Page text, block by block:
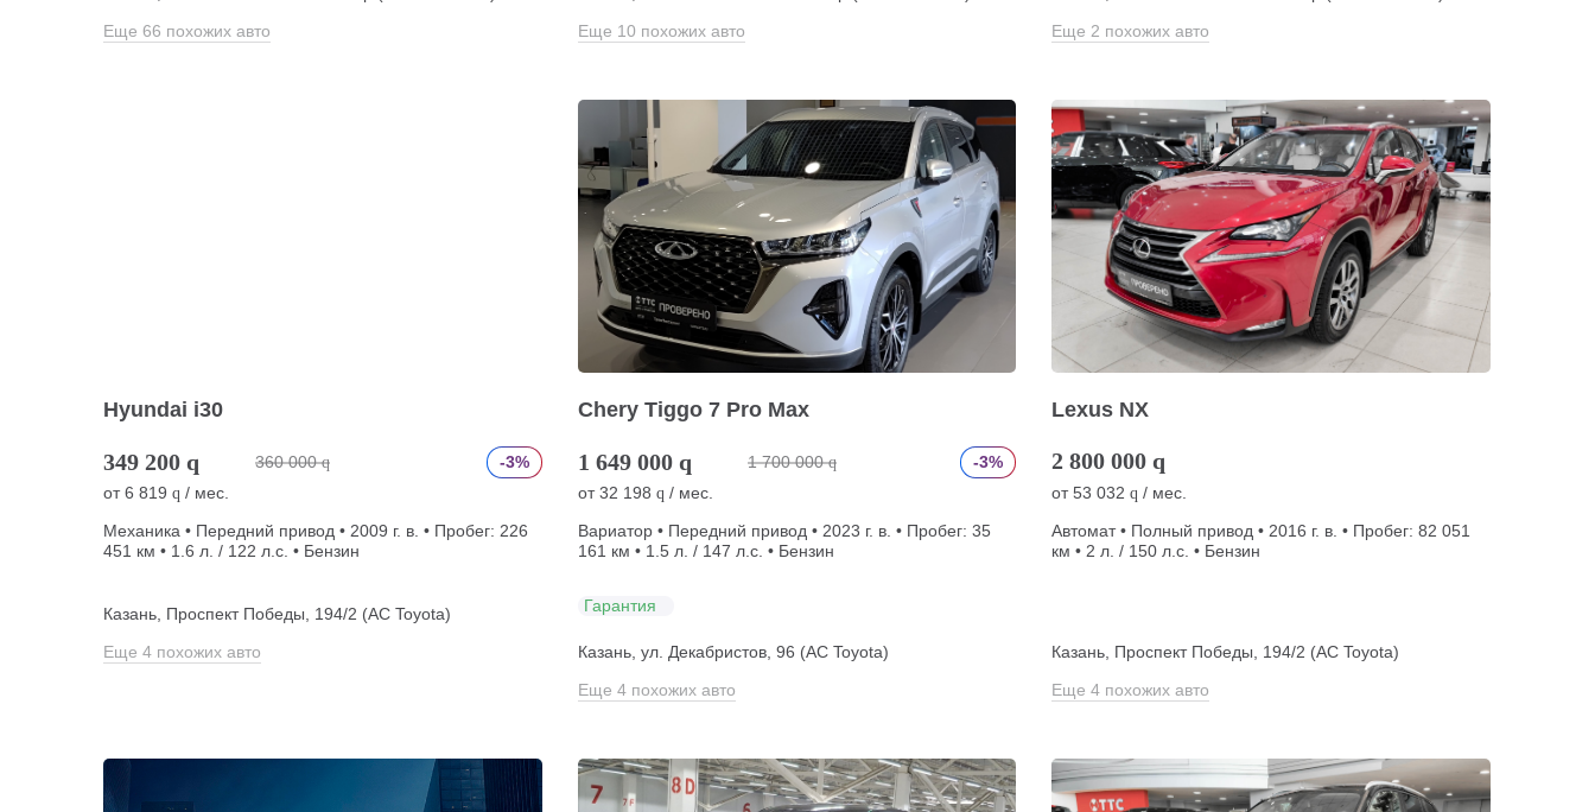
Еще 66 похожих авто
Еще 10 похожих авто
Еще 2 похожих авто
Hyundai i30
349 200 q 360 000 q
-3%
от6 819 q / мес.
Механика • Передний привод • 2009 г. в. • Пробег: 226
451 км • 1.6 л. / 122 л.с. • Бензин
Казань, Проспект Победы, 194/2 (АС Toyota)
Еще 4 похожих авто
Chery Tiggo 7 Pro Max
1 649 000 q 1 700 000 q
-3%
от32 198 q / мес.
Вариатор • Передний привод • 2023 г. в. • Пробег: 35
161 км • 1.5 л. / 147 л.с. • Бензин
Гарантия
Казань, ул. Декабристов, 96 (АС Toyota)
Еще 4 похожих авто
Lexus NX
2 800 000 q
от53 032 q / мес.
Автомат • Полный привод • 2016 г. в. • Пробег: 82 051
км • 2 л. / 150 л.с. • Бензин
Казань, Проспект Победы, 194/2 (АС Toyota)
Еще 4 похожих авто